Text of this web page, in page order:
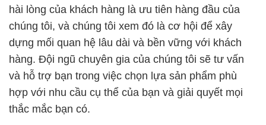
hài lòng của khách hàng là ưu tiên hàng đầu của
chúng tôi, và chúng tôi xem đó là cơ hội để xây
dựng mối quan hệ lâu dài và bền vững với khách
hàng. Đội ngũ chuyên gia của chúng tôi sẽ tư vấn
và hỗ trợ bạn trong việc chọn lựa sản phẩm phù
hợp với nhu cầu cụ thể của bạn và giải quyết mọi
thắc mắc bạn có.